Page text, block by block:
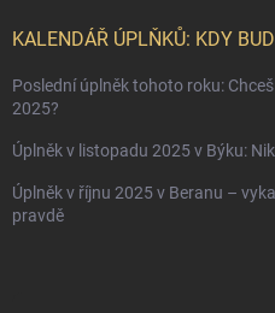
KALENDÁŘ ÚPLŇKŮ: KDY
Poslední úplněk tohoto roku:
2025?
Úplněk v listopadu 2025 v Býku:
Úplněk v říjnu 2025 v Beranu –
pravdě